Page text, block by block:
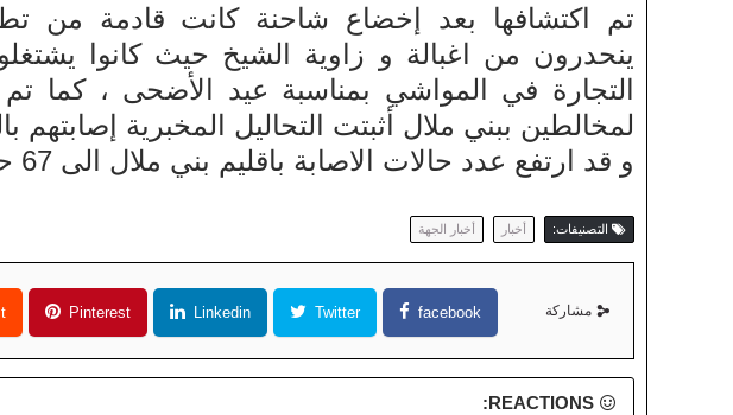
ينحدرون من اغبالة و زاوية الشيخ حيث كانوا
التجارة في المواشي بمناسبة عيد الأضحى ، كما
لمخالطين ببني ملال أثبتت التحاليل المخبرية إصابتهم
و قد ارتفع عدد حالات الاصابة باقليم بني ملال الى 67 حالة مؤكدة .
التصنيفات: أخبار أخبار الجهة
مشاركة facebook
Twitter
Linkedin
Pinterest
REACTIONS: